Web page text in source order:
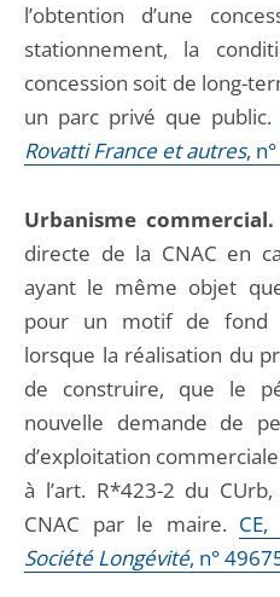
l’obtention d’une
stationnement, la
concession soit de long-
un parc privé que public.
Rovatti France et autres,
Urbanisme commercial.
directe de la CNAC en
ayant le même objet
pour un motif de fond
lorsque la réalisation du
de construire, que le
nouvelle demande de
d’exploitation
à l’art. R*423-2 du
CNAC par le maire.
Société Longévité, n°